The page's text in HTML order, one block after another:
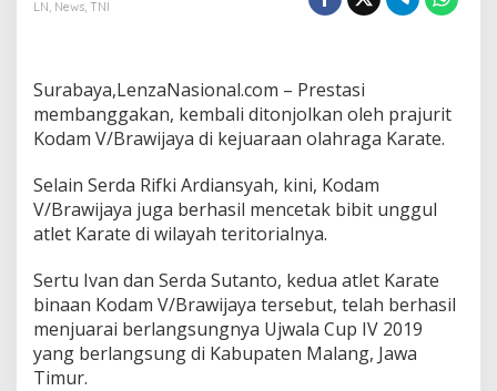
/
r
a
i
j
a
y
J
a
d
P
LN, News, TNI
Surabaya,LenzaNasional.com – Prestasi
membanggakan, kembali ditonjolkan oleh prajurit
Kodam V/Brawijaya di kejuaraan olahraga Karate.
Selain Serda Rifki Ardiansyah, kini, Kodam
V/Brawijaya juga berhasil mencetak bibit unggul
atlet Karate di wilayah teritorialnya.
Sertu Ivan dan Serda Sutanto, kedua atlet Karate
binaan Kodam V/Brawijaya tersebut, telah berhasil
menjuarai berlangsungnya Ujwala Cup IV 2019
yang berlangsung di Kabupaten Malang, Jawa
Timur.